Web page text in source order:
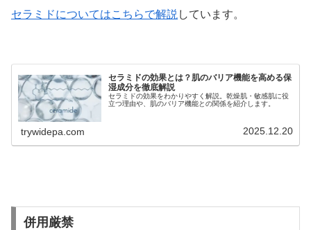
セラミドについてはこちらで解説 しています。
セラミドの効果とは？肌のバリア機能を高める保
湿成分を徹底解説
セラミドの効果をわかりやすく解説。乾燥肌・敏感肌に役
立つ理由や、肌のバリア機能との関係を紹介します。
trywidepa.com 2025.12.20
併用厳禁